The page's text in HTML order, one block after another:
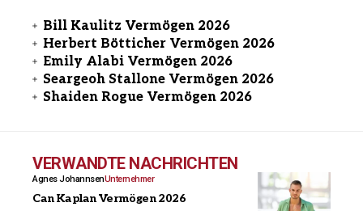
Bill Kaulitz Vermögen 2026
Herbert Bötticher Vermögen 2026
Emily Alabi Vermögen 2026
Seargeoh Stallone Vermögen 2026
Shaiden Rogue Vermögen 2026
VERWANDTE NACHRICHTEN
Agnes JohannsenUnternehmer
Can Kaplan Vermögen 2026